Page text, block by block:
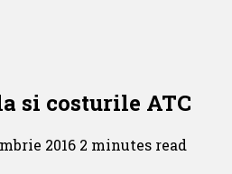
si costurile ATC
2016 2 minutes read